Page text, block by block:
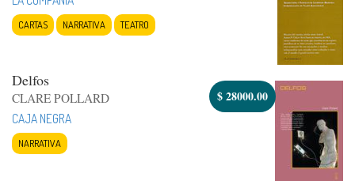
CARTAS NARRATIVA TEATRO
Delfos
CLARE POLLARD
CAJA NEGRA
NARRATIVA
$28000.00